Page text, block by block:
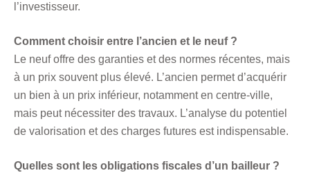
l’investisseur.
Comment choisir entre l’ancien et le neuf ?
Le neuf offre des garanties et des normes récentes, mais
à un prix souvent plus élevé. L’ancien permet d’acquérir
un bien à un prix inférieur, notamment en centre-ville,
mais peut nécessiter des travaux. L’analyse du potentiel
de valorisation et des charges futures est indispensable.
Quelles sont les obligations fiscales d’un bailleur ?